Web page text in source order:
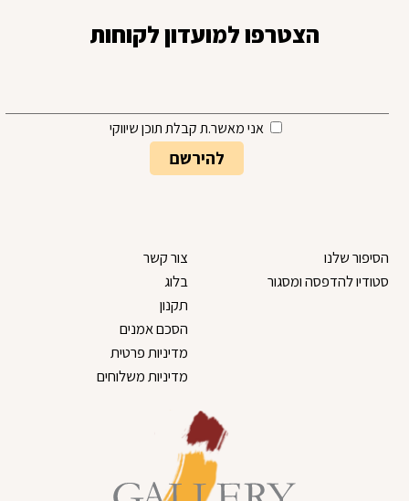
הצטרפו למועדון לקוחות
אני מאשר.ת קבלת תוכן שיווקי
הסיפור שלנו
סטודיו להדפסה ומסגור
צור קשר
בלוג
תקנון
הסכם אמנים
מדיניות פרטית
מדיניות משלוחים